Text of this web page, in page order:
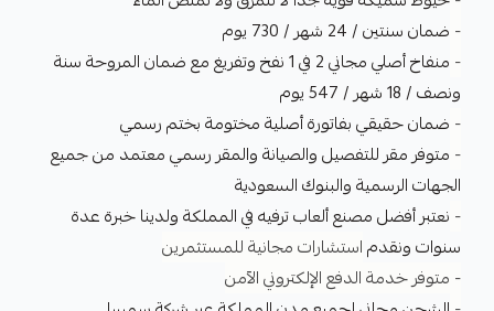
- ضمان سنتين / 24 شهر / 730 يوم
-
منفاخ أصلي مجاني 2 في 1 نفخ وتفريغ مع ضمان المروحة سنة
ونصف / 18 شهر / 547 يوم
- ضمان حقيقي بفاتورة أصلية مختومة بختم رسمي
- متوفر مقر للتفصيل والصيانة والمقر رسمي معتمد من جميع
الجهات الرسمية والبنوك السعودية
- نعتبر أفضل مصنع ألعاب ترفيه في المملكة ولدينا خبرة عدة
سنوات ونقدماستشارات مجانية للمستثمرين
- متوفر خدمة الدفع الإلكتروني الآمن